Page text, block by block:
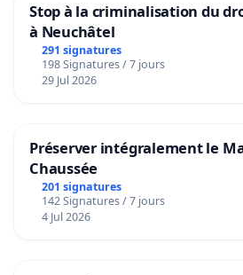
Stop à la criminalisation du
à Neuchâtel
291 signatures
198 Signatures / 7 jours
29 Jul 2026
Préserver intégralement le
Chaussée
201 signatures
142 Signatures / 7 jours
4 Jul 2026